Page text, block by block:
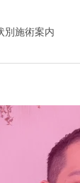
別施術案内